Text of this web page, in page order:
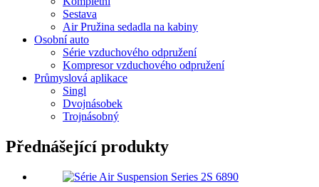
Sestava
Air Pružina sedadla na kabiny
Osobní auto
Série vzduchového odpružení
Kompresor vzduchového odpružení
Průmyslová aplikace
Singl
Dvojnásobek
Trojnásobný
Přednášející produkty